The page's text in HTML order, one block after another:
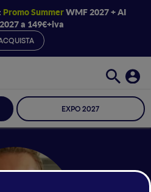
Promo SummerWMF 2027 + AI
a 149€+iva
EXPO 2027